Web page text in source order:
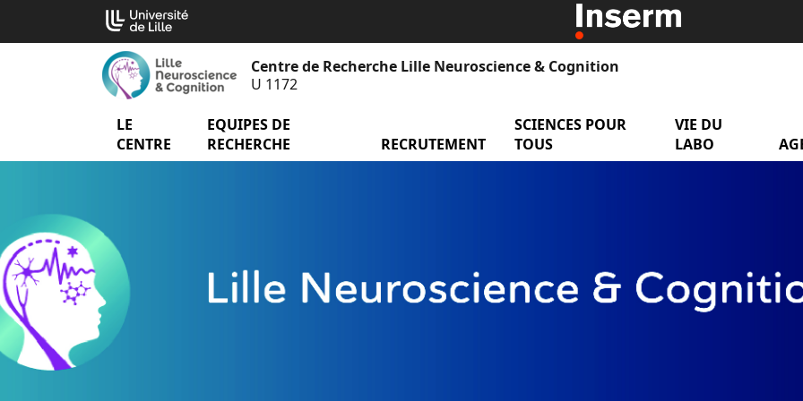
contenu
Centre de Recherche Lille Neuroscience & Cognition
U 1172
LE
CENTRE
menu Le Centre
EQUIPES DE
RECHERCHE
menu Equipes de Recherche
RECRUTEMENT
menu Recrutement
SCIENCES POUR
TOUS
menu Sciences pour
VIE DU
LABO
Cookies management panel